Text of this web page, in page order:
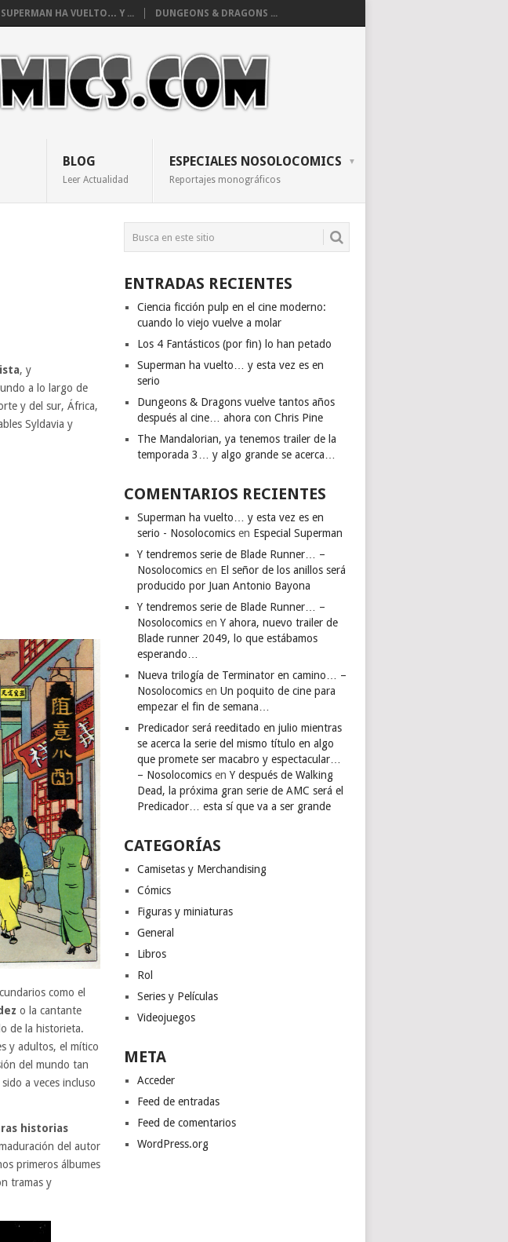
SUPERMAN HA VUELTO… Y ... DUNGEONS & DRAGONS ...
BLOG
Leer Actualidad
ESPECIALES NOSOLOCOMICS
Reportajes monográficos
, y
a lo largo de
y del sur, África,
Syldavia y
como el
o la cantante
de la historieta.
y adultos, el mítico
del mundo tan
a veces incluso
historias
del autor
primeros álbumes
tramas y
ENTRADAS RECIENTES
Ciencia ficción pulp en el cine moderno:
cuando lo viejo vuelve a molar
Los 4 Fantásticos (por fin) lo han petado
Superman ha vuelto… y esta vez es en
serio
Dungeons & Dragons vuelve tantos años
después al cine… ahora con Chris Pine
The Mandalorian, ya tenemos trailer de la
temporada 3… y algo grande se acerca…
COMENTARIOS RECIENTES
Superman ha vuelto… y esta vez es en
serio - Nosolocomics en Especial Superman
Y tendremos serie de Blade Runner… –
Nosolocomics en El señor de los anillos será
producido por Juan Antonio Bayona
Y tendremos serie de Blade Runner… –
Nosolocomics enY ahora, nuevo trailer de
Blade runner 2049, lo que estábamos
esperando…
Nueva trilogía de Terminator en camino… –
Nosolocomics enUn poquito de cine para
empezar el fin de semana…
Predicador será reeditado en julio mientras
se acerca la serie del mismo título en algo
que promete ser macabro y espectacular…
– Nosolocomics enY después de Walking
Dead, la próxima gran serie de AMC será el
Predicador… esta sí que va a ser grande
CATEGORÍAS
Camisetas y Merchandising
Cómics
Figuras y miniaturas
General
Libros
Rol
Series y Películas
Videojuegos
META
Acceder
Feed de entradas
Feed de comentarios
WordPress.org